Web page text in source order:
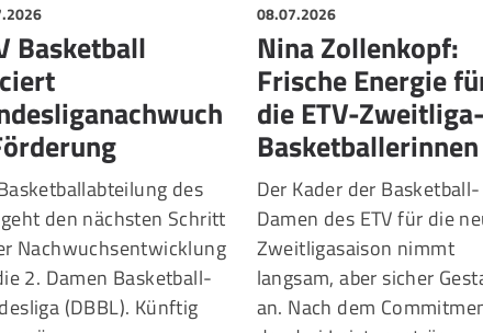
Basketball
des
geht den nächsten Schritt
Nachwuchsentwicklung
2. Damen Basketball-
(DBBL). Künftig
08.07.2026
Nina Zollenkopf:
Frische Energie
die ETV-Zweitliga-
Basketballerinnen
Der Kader der Basketball-
Damen des ETV für die
Zweitligasaison nimmt
langsam, aber sicher
an. Nach dem